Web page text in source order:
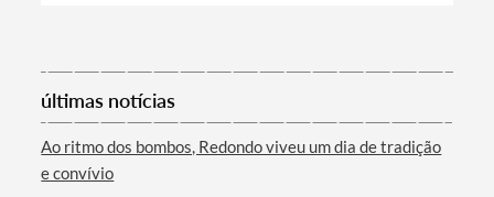
últimas notícias
Ao ritmo dos bombos, Redondo viveu um dia de tradição
e convívio